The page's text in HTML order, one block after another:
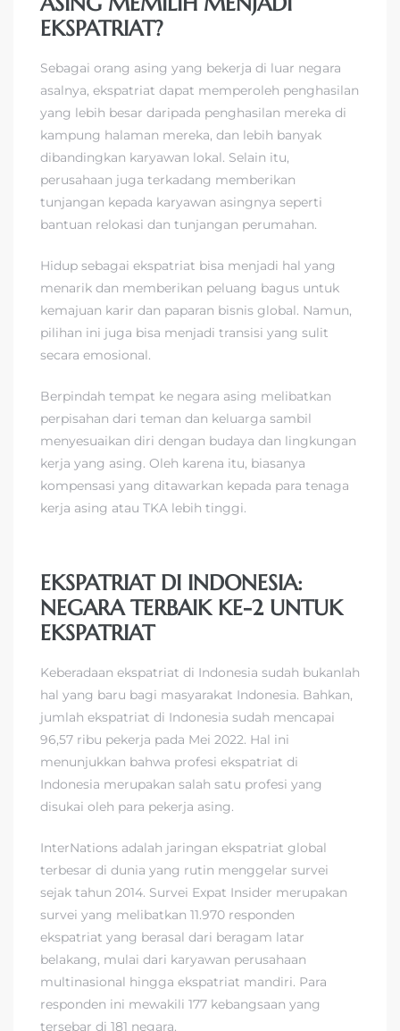
EKSPATRIAT?
Sebagai orang asing yang bekerja di luar negara
asalnya, ekspatriat dapat memperoleh penghasilan
yang lebih besar daripada penghasilan mereka di
kampung halaman mereka, dan lebih banyak
dibandingkan karyawan lokal. Selain itu,
perusahaan juga terkadang memberikan
tunjangan kepada karyawan asingnya seperti
bantuan relokasi dan tunjangan perumahan.
Hidup sebagai ekspatriat bisa menjadi hal yang
menarik dan memberikan peluang bagus untuk
kemajuan karir dan paparan bisnis global. Namun,
pilihan ini juga bisa menjadi transisi yang sulit
secara emosional.
Berpindah tempat ke negara asing melibatkan
perpisahan dari teman dan keluarga sambil
menyesuaikan diri dengan budaya dan lingkungan
kerja yang asing. Oleh karena itu, biasanya
kompensasi yang ditawarkan kepada para tenaga
kerja asing atau TKA lebih tinggi.
EKSPATRIAT DI INDONESIA:
NEGARA TERBAIK KE-2 UNTUK
EKSPATRIAT
Keberadaan ekspatriat di Indonesia sudah bukanlah
hal yang baru bagi masyarakat Indonesia. Bahkan,
jumlah ekspatriat di Indonesia sudah mencapai
96,57 ribu pekerja pada Mei 2022. Hal ini
menunjukkan bahwa profesi ekspatriat di
Indonesia merupakan salah satu profesi yang
disukai oleh para pekerja asing.
InterNations adalah jaringan ekspatriat global
terbesar di dunia yang rutin menggelar survei
sejak tahun 2014. Survei Expat Insider merupakan
survei yang melibatkan 11.970 responden
ekspatriat yang berasal dari beragam latar
belakang, mulai dari karyawan perusahaan
multinasional hingga ekspatriat mandiri. Para
responden ini mewakili 177 kebangsaan yang
tersebar di 181 negara.